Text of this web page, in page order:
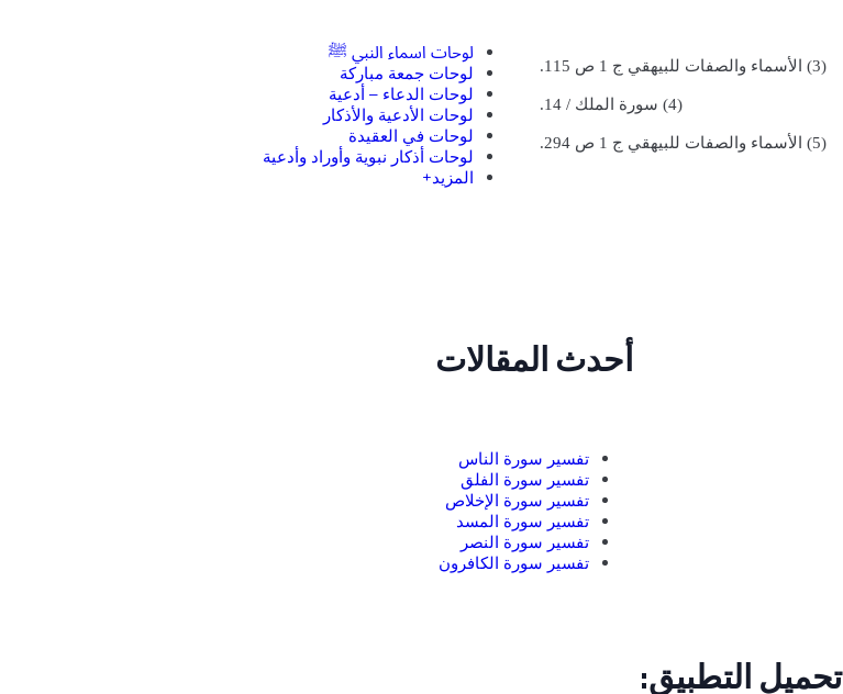
(3) الأسماء والصفات للبيهقي ج 1 ص 115.
(4) سورة الملك / 14.
(5) الأسماء والصفات للبيهقي ج 1 ص 294.
لوحات اسماء النبي ﷺ
لوحات جمعة مباركة
لوحات الدعاء – أدعية
لوحات الأدعية والأذكار
لوحات في العقيدة
لوحات أذكار نبوية وأوراد وأدعية
المزيد+
أحدث المقالات
تفسير سورة الناس
تفسير سورة الفلق
تفسير سورة الإخلاص
تفسير سورة المسد
تفسير سورة النصر
تفسير سورة الكافرون
تحميل التطبيق: